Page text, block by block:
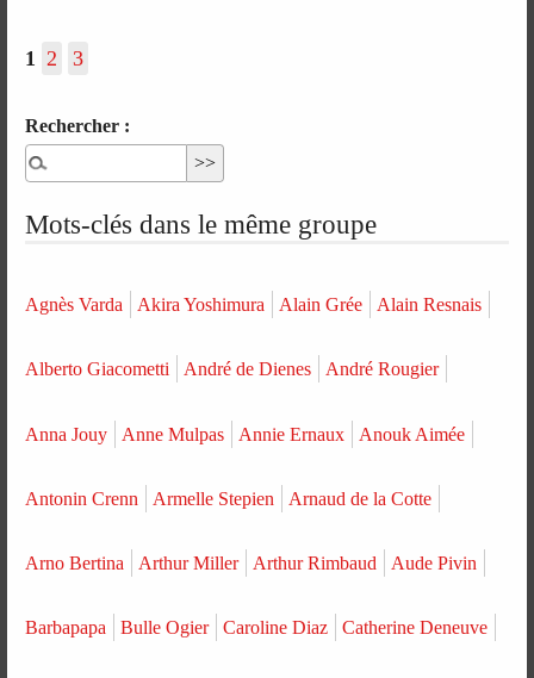
1 2 3
Rechercher :
Mots-clés dans le même groupe
Agnès Varda Akira Yoshimura Alain Grée Alain Resnais
Alberto Giacometti André de Dienes André Rougier
Anna Jouy Anne Mulpas Annie Ernaux Anouk Aimée
Antonin Crenn Armelle Stepien Arnaud de la Cotte
Arno Bertina Arthur Miller Arthur Rimbaud Aude Pivin
Barbapapa Bulle Ogier Caroline Diaz Catherine Deneuve